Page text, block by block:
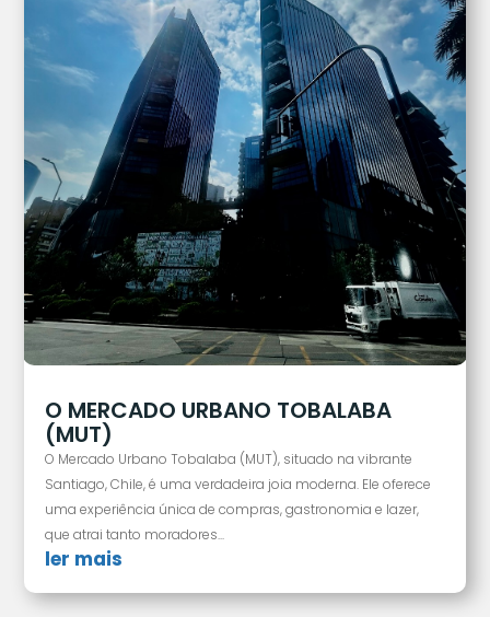
O MERCADO URBANO TOBALABA
(MUT)
O Mercado Urbano Tobalaba (MUT), situado na vibrante
Santiago, Chile, é uma verdadeira joia moderna. Ele oferece
uma experiência única de compras, gastronomia e lazer,
que atrai tanto moradores...
ler mais